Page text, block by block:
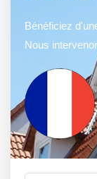
Bénéficiez
Nous